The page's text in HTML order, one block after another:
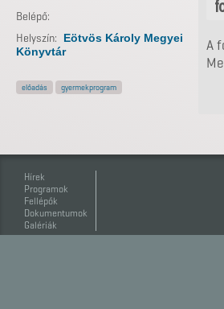
A
Belépő:
Helyszín:
Eötvös Károly Megyei
Könyvtár
előadás gyermekprogram
Hírek
Programok
Fellépők
Dokumentumok
Galériák